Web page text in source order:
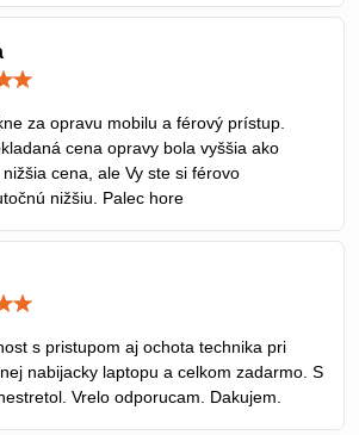
5
za opravu mobilu a férový prístup.
cena opravy bola vyššia ako
cena, ale Vy ste si férovo
nižšiu. Palec hore
5
s pristupom aj ochota technika pri
nabijacky laptopu a celkom zadarmo. S
Vrelo odporucam. Dakujem.